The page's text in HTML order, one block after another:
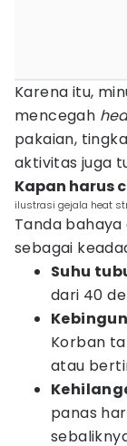
Karena itu,
mencegah
pakaian,
aktivitas juga
Kapan harus
ilustrasi gejala heat
Tanda
sebagai
Suhu
dari 40
Korban
atau
panas